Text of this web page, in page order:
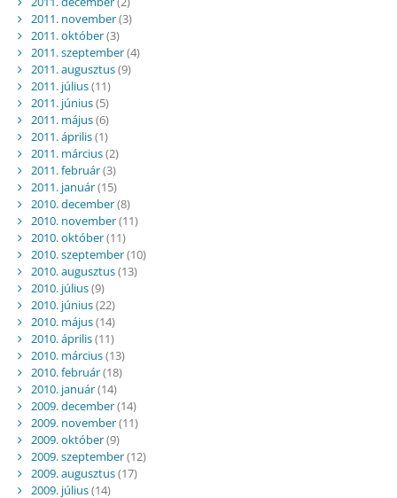
2011. november(3)
2011. október(3)
2011. szeptember(4)
2011. augusztus(9)
2011. július(11)
2011. június(5)
2011. május(6)
2011. április(1)
2011. március(2)
2011. február(3)
2011. január(15)
2010. december(8)
2010. november(11)
2010. október(11)
2010. szeptember(10)
2010. augusztus(13)
2010. július(9)
2010. június(22)
2010. május(14)
2010. április(11)
2010. március(13)
2010. február(18)
2010. január(14)
2009. december(14)
2009. november(11)
2009. október(9)
2009. szeptember(12)
2009. augusztus(17)
2009. július(14)